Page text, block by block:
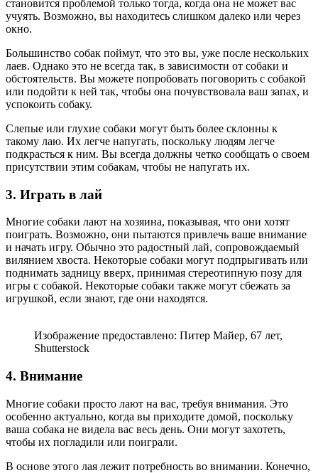
становится проблемой только тогда, когда она не может вас
учуять. Возможно, вы находитесь слишком далеко или через
окно.
Большинство собак поймут, что это вы, уже после нескольких
лаев. Однако это не всегда так, в зависимости от собаки и
обстоятельств. Вы можете попробовать поговорить с собакой
или подойти к ней так, чтобы она почувствовала ваш запах, и
успокоить собаку.
Слепые или глухие собаки могут быть более склонны к
такому лаю. Их легче напугать, поскольку людям легче
подкрасться к ним. Вы всегда должны четко сообщать о своем
присутствии этим собакам, чтобы не напугать их.
3. Играть в лай
Многие собаки лают на хозяина, показывая, что они хотят
поиграть. Возможно, они пытаются привлечь ваше внимание
и начать игру. Обычно это радостный лай, сопровождаемый
вилянием хвоста. Некоторые собаки могут подпрыгивать или
поднимать задницу вверх, принимая стереотипную позу для
игры с собакой. Некоторые собаки также могут сбежать за
игрушкой, если знают, где они находятся.
Изображение предоставлено: Питер Майер, 67 лет,
Shutterstock
4. Внимание
Многие собаки просто лают на вас, требуя внимания. Это
особенно актуально, когда вы приходите домой, поскольку
ваша собака не видела вас весь день. Они могут захотеть,
чтобы их погладили или поиграли.
В основе этого лая лежит потребность во внимании. Конечно,